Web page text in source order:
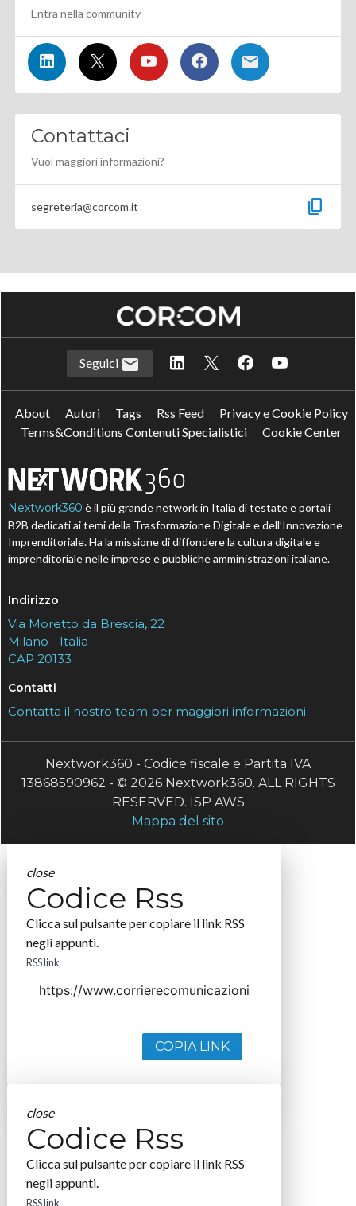
Entra nella community
Contattaci
Vuoi maggiori informazioni?
segreteria@corcom.it content_copy
Seguici
About Autori Tags Rss Feed
Privacy e Cookie Policy
Terms&Conditions Contenuti Specialistici
Cookie Center
Nextwork360 è il più grande network in Italia di testate e portali
B2B dedicati ai temi della Trasformazione Digitale e dell’Innovazione
Imprenditoriale. Ha la missione di diffondere la cultura digitale e
imprenditoriale nelle imprese e pubbliche amministrazioni italiane.
Indirizzo
Via Moretto da Brescia, 22
Milano - Italia
CAP 20133
Contatti
Contatta il nostro team per maggiori informazioni
Nextwork360 - Codice fiscale e Partita IVA
13868590962 - © 2026 Nextwork360. ALL RIGHTS
RESERVED. ISP AWS
Mappa del sito
close
Codice Rss
Clicca sul pulsante per copiare il link RSS
negli appunti.
RSS link
COPIA LINK
close
Codice Rss
Clicca sul pulsante per copiare il link RSS
negli appunti.
RSS link